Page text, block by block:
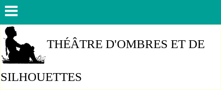
THÉÂTRE D'OMBRES ET DE
SILHOUETTES